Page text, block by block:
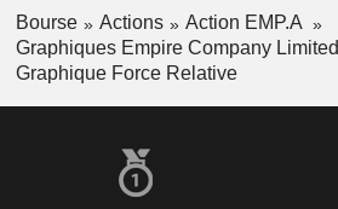
Bourse Actions
Action EMP.A
Graphiques Empire Company Limited
Graphique Force Relative